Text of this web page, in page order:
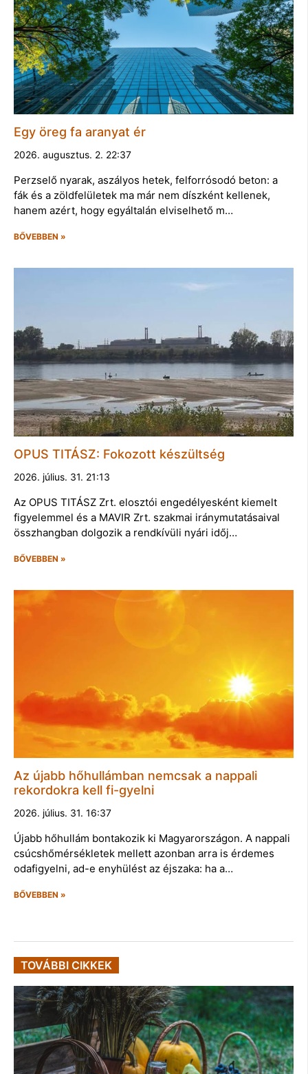
Egy öreg fa aranyat ér
2026. augusztus. 2. 22:37
Perzselő nyarak, aszályos hetek, felforrósodó beton: a
fák és a zöldfelületek ma már nem díszként kellenek,
hanem azért, hogy egyáltalán elviselhető m…
BŐVEBBEN »
OPUS TITÁSZ: Fokozott készültség
2026. július. 31. 21:13
Az OPUS TITÁSZ Zrt. elosztói engedélyesként kiemelt
figyelemmel és a MAVIR Zrt. szakmai iránymutatásaival
összhangban dolgozik a rendkívüli nyári időj…
BŐVEBBEN »
Az újabb hőhullámban nemcsak a nappali
rekordokra kell fi-gyelni
2026. július. 31. 16:37
Újabb hőhullám bontakozik ki Magyarországon. A nappali
csúcshőmérsékletek mellett azonban arra is érdemes
odafigyelni, ad-e enyhülést az éjszaka: ha a…
BŐVEBBEN »
TOVÁBBI CIKKEK